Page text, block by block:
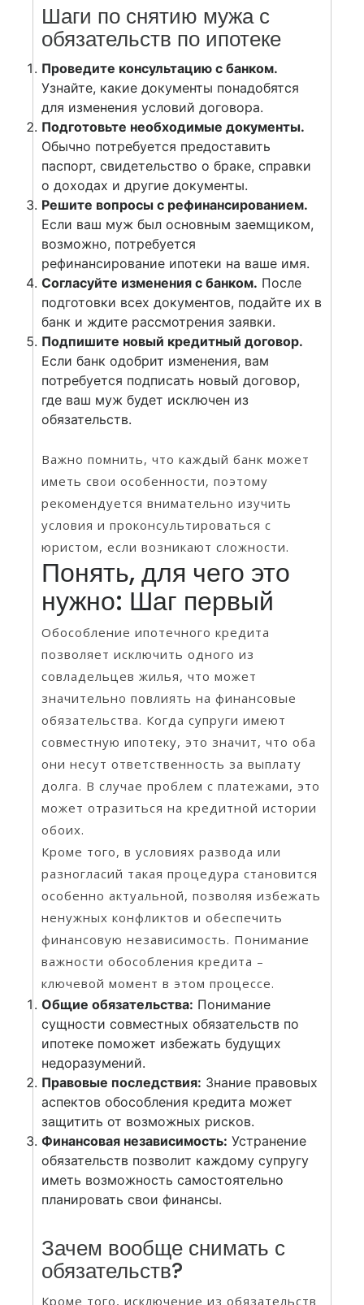
Шаги по снятию мужа с
обязательств по ипотеке
Проведите консультацию с банком.
Узнайте, какие документы понадобятся
для изменения условий договора.
Подготовьте необходимые документы.
Обычно потребуется предоставить
паспорт, свидетельство о браке, справки
о доходах и другие документы.
Решите вопросы с рефинансированием.
Если ваш муж был основным заемщиком,
возможно, потребуется
рефинансирование ипотеки на ваше имя.
Согласуйте изменения с банком. После
подготовки всех документов, подайте их в
банк и ждите рассмотрения заявки.
Подпишите новый кредитный договор.
Если банк одобрит изменения, вам
потребуется подписать новый договор,
где ваш муж будет исключен из
обязательств.
Важно помнить, что каждый банк может
иметь свои особенности, поэтому
рекомендуется внимательно изучить
условия и проконсультироваться с
юристом, если возникают сложности.
Понять, для чего это
нужно: Шаг первый
Обособление ипотечного кредита
позволяет исключить одного из
совладельцев жилья, что может
значительно повлиять на финансовые
обязательства. Когда супруги имеют
совместную ипотеку, это значит, что оба
они несут ответственность за выплату
долга. В случае проблем с платежами, это
может отразиться на кредитной истории
обоих.
Кроме того, в условиях развода или
разногласий такая процедура становится
особенно актуальной, позволяя избежать
ненужных конфликтов и обеспечить
финансовую независимость. Понимание
важности обособления кредита –
ключевой момент в этом процессе.
Общие обязательства: Понимание
сущности совместных обязательств по
ипотеке поможет избежать будущих
недоразумений.
Правовые последствия: Знание правовых
аспектов обособления кредита может
защитить от возможных рисков.
Финансовая независимость: Устранение
обязательств позволит каждому супругу
иметь возможность самостоятельно
планировать свои финансы.
Зачем вообще снимать с
обязательств?
Кроме того, исключение из обязательств